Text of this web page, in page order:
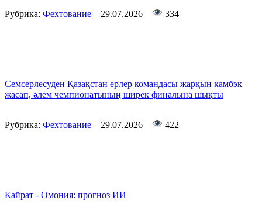
Рубрика: Фехтование 29.07.2026 334
Семсерлесуден Қазақстан ерлер командасы жарқын камбэк
жасап, әлем чемпионатының ширек финалына шықты
Рубрика: Фехтование 29.07.2026 422
Кайрат - Омония: прогноз ИИ